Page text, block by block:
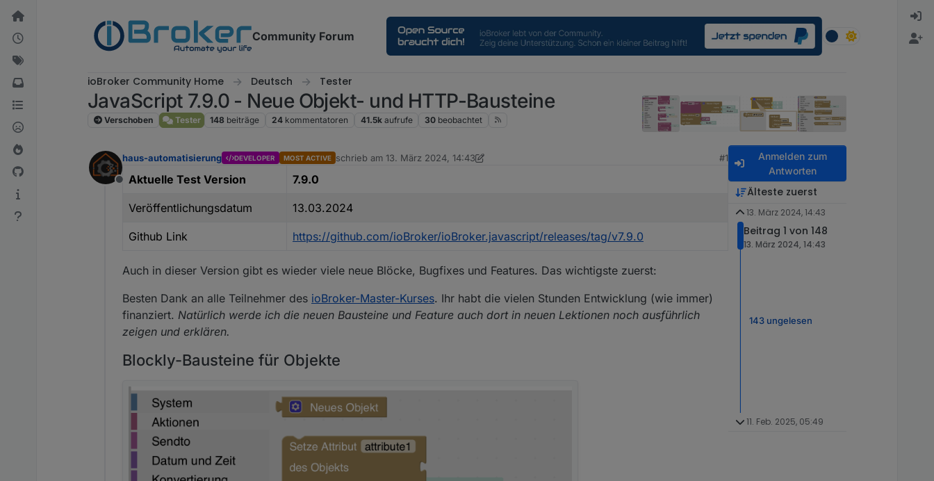
Weiter zum Inhalt
Community Forum
ioBroker Community Home Deutsch Tester
JavaScript 7.9.0 - Neue Objekt- und HTTP-Bausteine
Verschoben Tester 148 beiträge 24 kommentatoren 41.5k aufrufe 30 beobachtet
Offline
haus-automatisierung DEVELOPER MOST ACTIVE schrieb am13. März 2024, 14:43
zuletzt editiert von haus-automatisierung
#1
Aktuelle Test Version 7.9.0
Veröffentlichungsdatum 13.03.2024
Github Link https://github.com/ioBroker/ioBroker.javascript/releases/tag/v7.9.0
Auch in dieser Version gibt es wieder viele neue Blöcke, Bugfixes und Features. Das wichtigste zuerst:
Besten Dank an alle Teilnehmer des ioBroker-Master-Kurses. Ihr habt die vielen Stunden Entwicklung (wie immer)
finanziert. Natürlich werde ich die neuen Bausteine und Feature auch dort in neuen Lektionen noch ausführlich
zeigen und erklären.
Blockly-Bausteine für Objekte
Anmelden zum
Antworten
Älteste zuerst
13. März 2024, 14:43
Beitrag 1 von 148
13. März 2024, 14:43
143 ungelesen
11. Feb. 2025, 05:49